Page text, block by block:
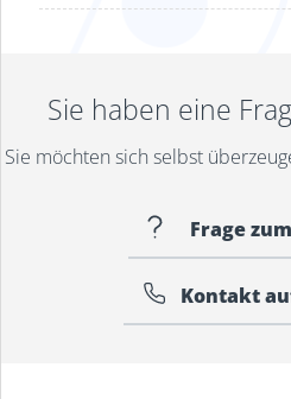
Sie haben eine
Sie möchten sich selbst
Frage
Kontakt